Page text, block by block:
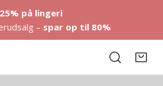
25% på lingeri
– spar op til 80%